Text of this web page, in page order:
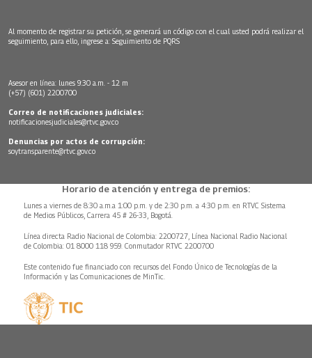
Al momento de registrar su petición, se generará un código con el cual usted podrá realizar el
seguimiento, para ello, ingrese a: Seguimiento de PQRS
Asesor en línea: lunes 9:30 a.m. - 12 m
(+57) (601) 2200700
Correo de notificaciones judiciales:
notificacionesjudiciales@rtvc.gov.co
Denuncias por actos de corrupción:
soytransparente@rtvc.gov.co
Horario de atención y entrega de premios:
Lunes a viernes de 8:30 a.m.a 1:00 p.m. y de 2:30 p.m. a 4:30 p.m. en RTVC Sistema
de Medios Públicos, Carrera 45 # 26-33, Bogotá.
Línea directa Radio Nacional de Colombia: 2200727, Línea Nacional Radio Nacional
de Colombia: 01 8000 118 959. Conmutador RTVC 2200700
Este contenido fue financiado con recursos del Fondo Único de Tecnologías de la
Información y las Comunicaciones de MinTic.